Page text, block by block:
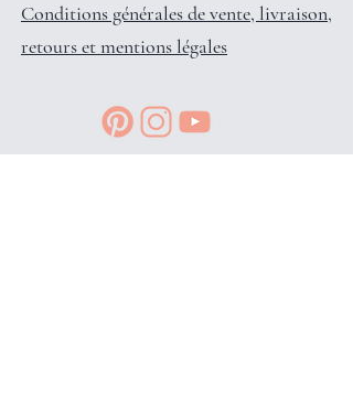
Conditions générales de vente, livraison,
retours et mentions légales